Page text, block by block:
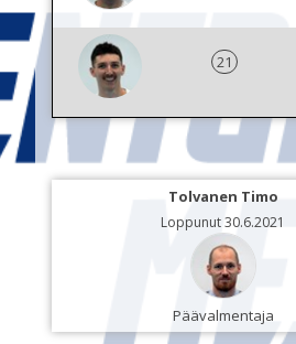
21
Tolvanen Timo
Loppunut 30.6.2021
Päävalmentaja